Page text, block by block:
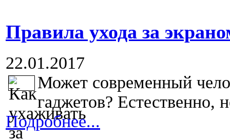
Правила ухода за
22.01.2017
Может современный
гаджетов? Естественно,
Подробнее...